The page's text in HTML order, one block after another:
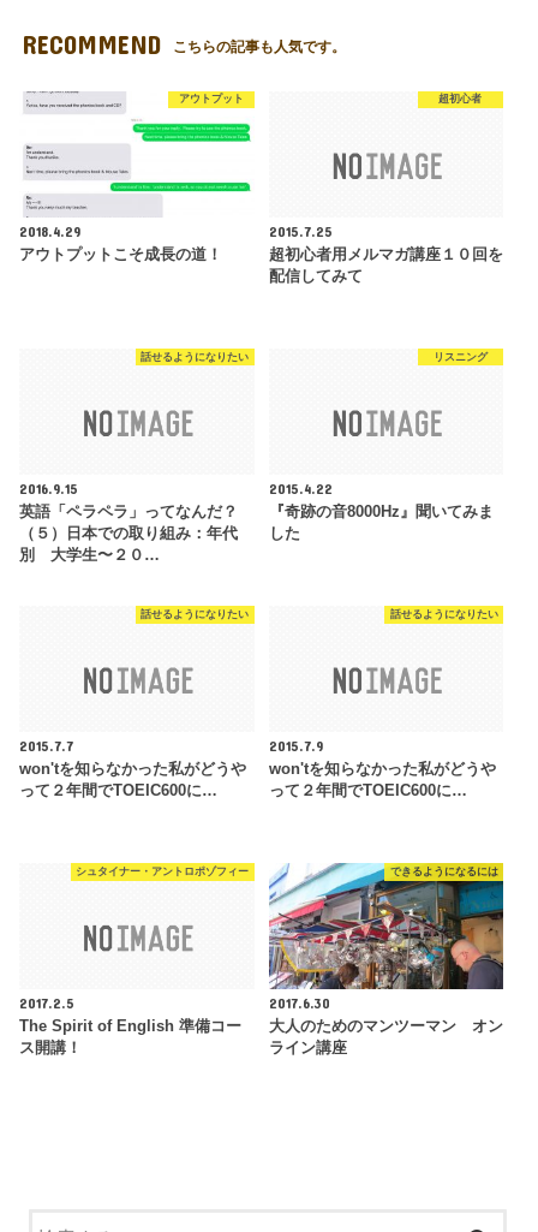
RECOMMEND こちらの記事も人気です。
アウトプット
2018.4.29
アウトプットこそ成長の道！
超初心者
2015.7.25
超初心者用メルマガ講座１０回を
配信してみて
話せるようになりたい
2016.9.15
英語「ペラペラ」ってなんだ？
（５）日本での取り組み：年代
別 大学生〜２０…
リスニング
2015.4.22
『奇跡の音8000Hz』聞いてみま
した
話せるようになりたい
2015.7.7
won'tを知らなかった私がどうや
って２年間でTOEIC600に…
話せるようになりたい
2015.7.9
won'tを知らなかった私がどうや
って２年間でTOEIC600に…
シュタイナー・アントロポゾフィー
2017.2.5
The Spirit of English 準備コー
ス開講！
できるようになるには
2017.6.30
大人のためのマンツーマン オン
ライン講座